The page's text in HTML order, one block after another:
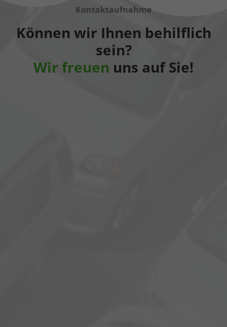
Kontaktaufnahme
Können wir Ihnen behilflich
sein?
Wir freuen uns auf Sie!